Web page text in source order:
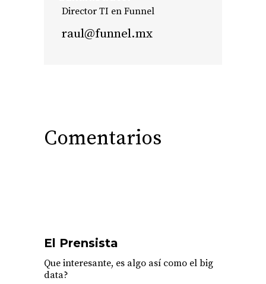
Director TI en Funnel
raul@funnel.mx
Comentarios
El Prensista
Que interesante, es algo así como el big
data?